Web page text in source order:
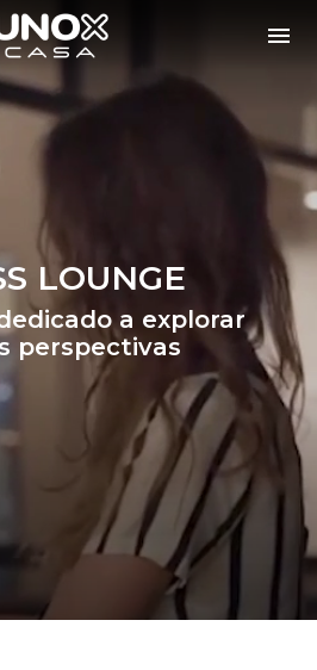
LOUNGE
a explorar
perspectivas